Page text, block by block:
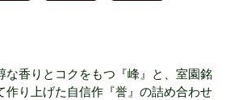
な香りとコクをもつ『峰』と、室園銘
作り上げた自信作『誉』の詰め合わせ